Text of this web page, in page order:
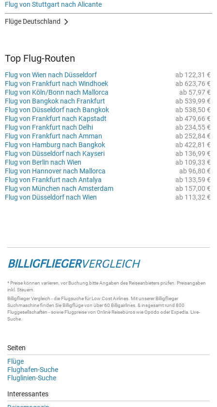
Flug von Stuttgart nach Alicante
Flüge Deutschland
Top Flug-Routen
ab 122,31 €
Flug von Wien nach Düsseldorf
ab 623,76 €
Flug von Frankfurt nach Windhoek
ab 57,97 €
Flug von Köln/Bonn nach Mallorca
ab 539,99 €
Flug von Bangkok nach Frankfurt
ab 538,50 €
Flug von Düsseldorf nach Bangkok
ab 479,66 €
Flug von Frankfurt nach Kapstadt
ab 234,55 €
Flug von Frankfurt nach Delhi
ab 252,84 €
Flug von Frankfurt nach Amman
ab 422,81 €
Flug von Hamburg nach Bangkok
ab 136,99 €
Flug von Düsseldorf nach Kayseri
ab 109,33 €
Flug von Berlin nach Wien
ab 96,80 €
Flug von Hannover nach Mallorca
ab 133,59 €
Flug von Frankfurt nach Antalya
ab 157,00 €
Flug von München nach Amsterdam
ab 113,32 €
Flug von Düsseldorf nach Wien
BILLIGFLIEGERVERGLEICH
* Preise können variieren, vor Buchung bitte Angaben des Reiseanbieters prüfen. Preisangaben
inkl. Steuern.
BilligfliegerVergleich - die Flugsuchefür Low Cost Airlines. Mit unsererBilligflieger
Suchmaschinefinden Sie Billigflügevon über 60 Billigairlines . & insgesamt rund 800
Fluggesellschaften - sowie Flugpreise von Online Reisebüros wie Opodo oder Expedia. Live-
Suche
Seiten
Flüge
Flughafen-Suche
Fluglinien-Suche
Interessantes